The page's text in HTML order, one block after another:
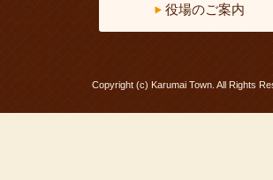
役場のご案内
Copyright (c) Karumai Town. All Rights